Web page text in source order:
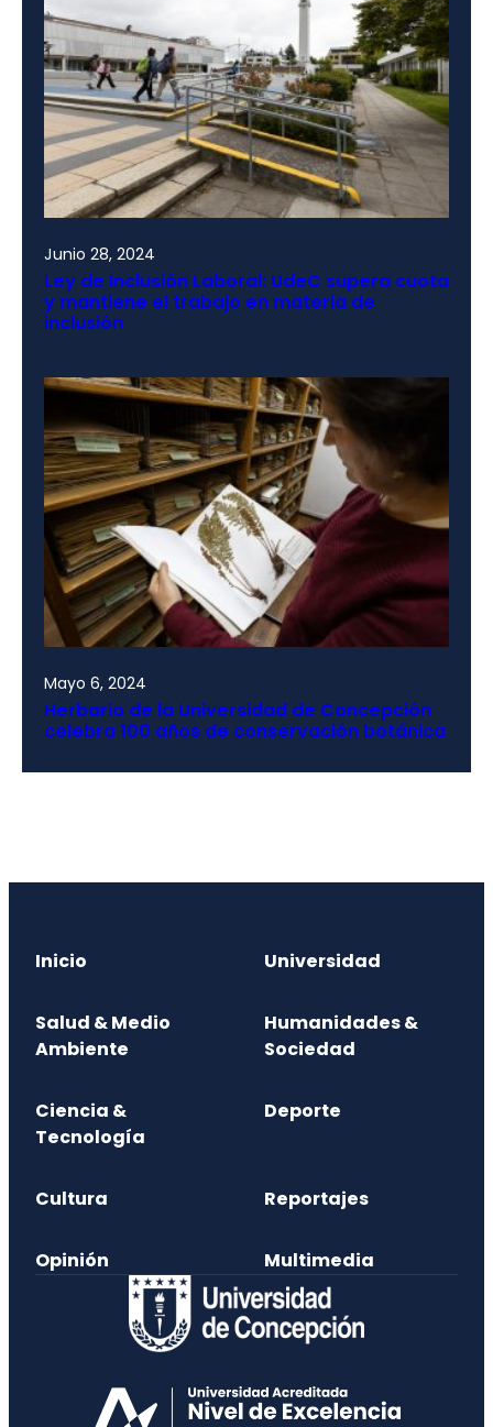
Junio 28, 2024
Ley de Inclusión Laboral: UdeC supera cuota
y mantiene el trabajo en materia de
inclusión
Mayo 6, 2024
Herbario de la Universidad de Concepción
celebra 100 años de conservación botánica
Inicio Universidad
Salud & Medio
Ambiente
Humanidades &
Sociedad
Ciencia &
Tecnología
Deporte
Cultura Reportajes
Opinión Multimedia